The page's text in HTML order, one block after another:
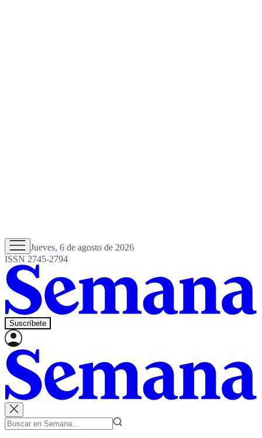
Jueves, 6 de agosto de 2026
ISSN 2745-2794
Suscríbete